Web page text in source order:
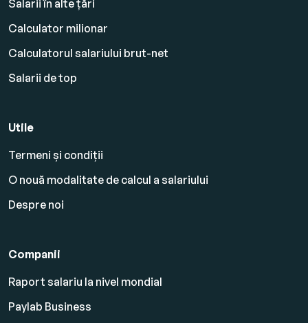
Salarii în alte țări
Calculator milionar
Calculatorul salariului brut-net
Salarii de top
Utile
Termeni și condiții
O nouă modalitate de calcul a salariului
Despre noi
Companii
Raport salariu la nivel mondial
Paylab Business